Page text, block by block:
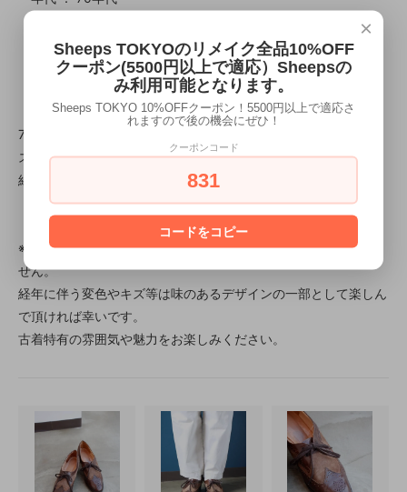
・カテゴリ ： ブーティ
70年代のウィングチップシューズ。
スエードと表革の風合いが味わいがあります。
紐を緩めると、25センチの方でも着用できます。
※当店で扱う古着、古物について返品の対象及び不良品となりま
せん。
経年に伴う変色やキズ等は味のあるデザインの一部として楽しん
で頂ければ幸いです。
古着特有の雰囲気や魅力をお楽しみください。
×
Sheeps TOKYOのリメイク全品10%OFF
クーポン(5500円以上で適応）Sheepsの
み利用可能となります。
Sheeps TOKYO 10%OFFクーポン！5500円以上で適応さ
れますので後の機会にぜひ！
クーポンコード
831
コードをコピー